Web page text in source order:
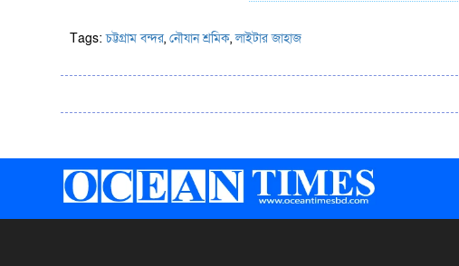
Tags:চট্টগ্রাম বন্দর,নৌযান শ্রমিক,লাইটার জাহাজ